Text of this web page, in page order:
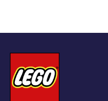
presente para uma
Uma mão amiga –
construtores podem
conjuntos à medida